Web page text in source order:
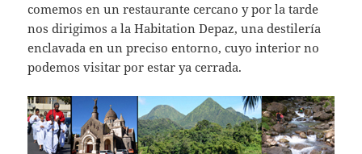
comemos en un restaurante cercano y por la tarde
nos dirigimos a la Habitation Depaz, una destilería
enclavada en un preciso entorno, cuyo interior no
podemos visitar por estar ya cerrada.